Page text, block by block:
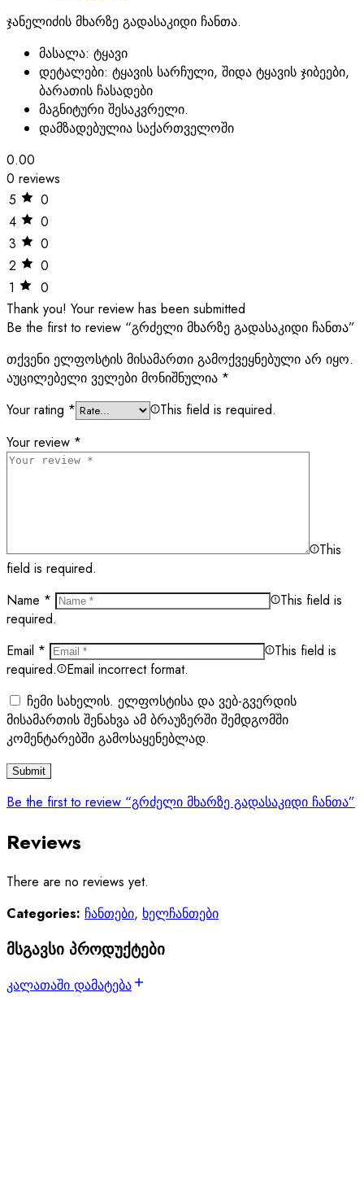
ჯანელიძის მხარზე გადასაკიდი ჩანთა.
მასალა: ტყავი
დეტალები: ტყავის სარჩული, შიდა ტყავის ჯიბეები,
ბარათის ჩასადები
მაგნიტური შესაკვრელი.
დამზადებულია საქართველოში
0.00
0 reviews
5
0
4
0
3
0
2
0
1
0
Thank you! Your review has been submitted
Be the first to review “გრძელი მხარზე გადასაკიდი ჩანთა”
თქვენი ელფოსტის მისამართი გამოქვეყნებული არ იყო.
აუცილებელი ველები მონიშნულია *
Your rating *
This field is required.
Your review *
This
field is required.
Name *
This field is
required.
Email *
This field is
required.
Email incorrect format.
ჩემი სახელის. ელფოსტისა და ვებ-გვერდის
მისამართის შენახვა ამ ბრაუზერში შემდგომში
კომენტარებში გამოსაყენებლად.
Be the first to review “გრძელი მხარზე გადასაკიდი ჩანთა”
Reviews
There are no reviews yet.
Categories: ჩანთები, ხელჩანთები
მსგავსი პროდუქტები
კალათაში დამატება